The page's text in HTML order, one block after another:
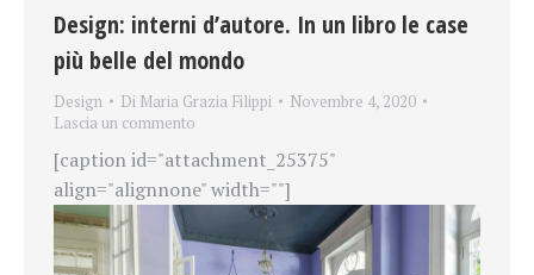
Design: interni d’autore. In un libro le case
più belle del mondo
Design Di Maria Grazia Filippi
Novembre 4, 2020
Lascia un commento
[caption id="attachment_25375"
align="alignnone" width=""]